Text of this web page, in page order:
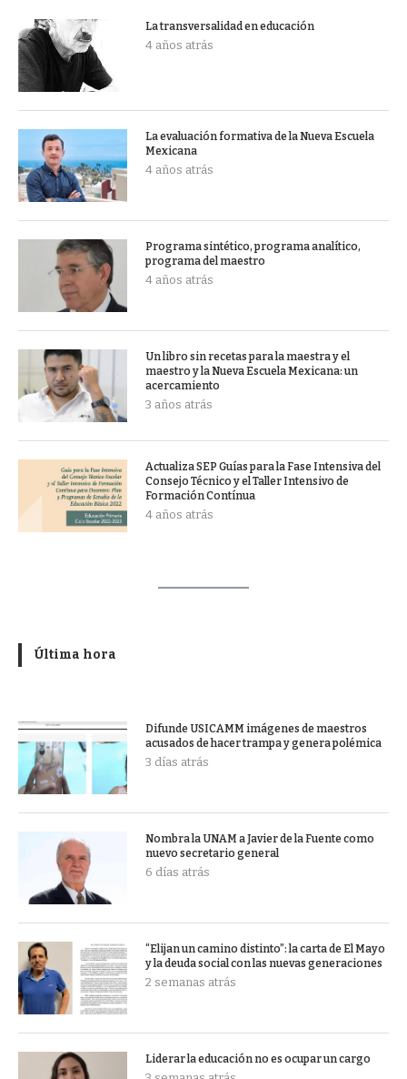
La transversalidad en educación
4 años atrás
La evaluación formativa de la Nueva Escuela
Mexicana
4 años atrás
Programa sintético, programa analítico,
programa del maestro
4 años atrás
Un libro sin recetas para la maestra y el
maestro y la Nueva Escuela Mexicana: un
acercamiento
3 años atrás
Actualiza SEP Guías para la Fase Intensiva del
Consejo Técnico y el Taller Intensivo de
Formación Contínua
4 años atrás
Última hora
Difunde USICAMM imágenes de maestros
acusados de hacer trampa y genera polémica
3 días atrás
Nombra la UNAM a Javier de la Fuente como
nuevo secretario general
6 días atrás
“Elijan un camino distinto”: la carta de El Mayo
y la deuda social con las nuevas generaciones
2 semanas atrás
Liderar la educación no es ocupar un cargo